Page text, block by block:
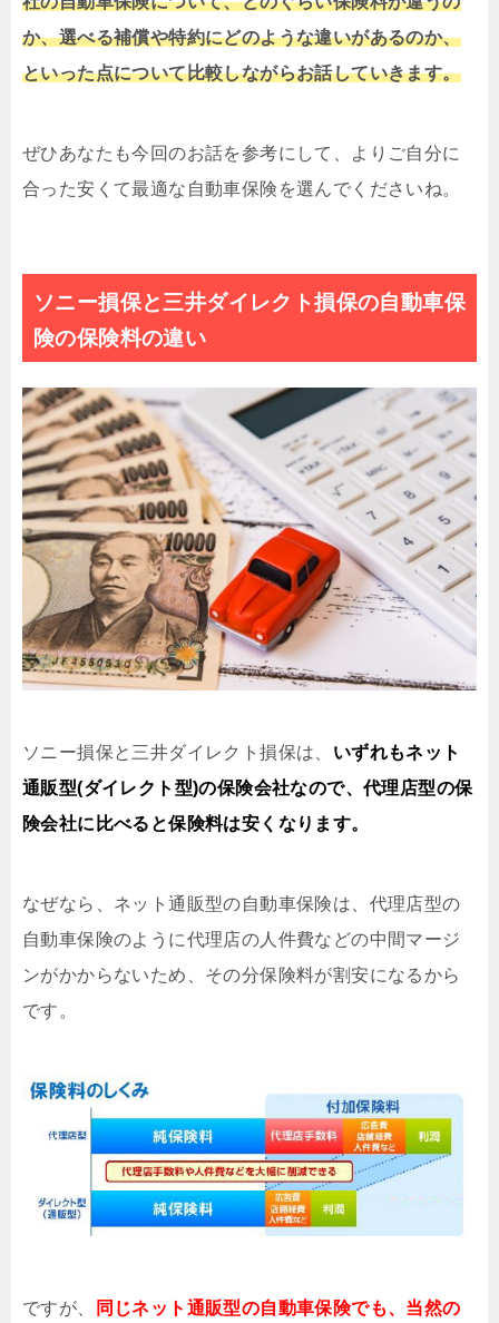
か、選べる補償や特約にどのような違いがあるのか、
といった点について比較しながらお話していきます。
ぜひあなたも今回のお話を参考にして、よりご自分に
合った安くて最適な自動車保険を選んでくださいね。
ソニー損保と三井ダイレクト損保の自動車保
険の保険料の違い
ソニー損保と三井ダイレクト損保は、 いずれもネット
通販型(ダイレクト型)の保険会社なので、代理店型の保
険会社に比べると保険料は安くなります。
なぜなら、ネット通販型の自動車保険は、代理店型の
自動車保険のように代理店の人件費などの中間マージ
ンがかからないため、その分保険料が割安になるから
です。
ですが、
同じネット通販型の自動車保険でも、当然の